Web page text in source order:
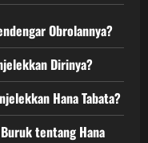
Obrolannya?
Dirinya?
Hana Tabata?
tentang Hana